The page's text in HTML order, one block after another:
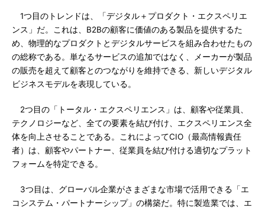
1つ目のトレンドは、「デジタル＋プロダクト・エクスペリエ
ンス」だ。これは、B2Bの顧客に価値のある製品を提供するた
め、物理的なプロダクトとデジタルサービスを組み合わせたもの
の総称である。単なるサービスの追加ではなく、メーカーが製品
の販売を超えて顧客とのつながりを維持できる、新しいデジタル
ビジネスモデルを表現している。
2つ目の「トータル・エクスペリエンス」は、顧客や従業員、
テクノロジーなど、全ての要素を結び付け、エクスペリエンス全
体を向上させることである。これによってCIO（最高情報責任
者）は、顧客やパートナー、従業員を結び付ける適切なプラット
フォームを特定できる。
3つ目は、グローバル企業がさまざまな市場で活用できる「エ
コシステム・パートナーシップ」の構築だ。特に製造業では、エ